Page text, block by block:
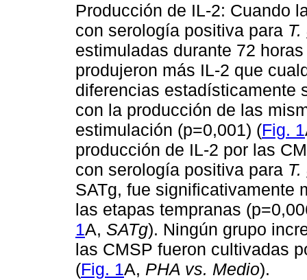
Producción de IL-2: Cuando
con serología positiva para
estimuladas durante 72
produjeron más IL-2 que
diferencias estadísticamente
con la producción de las
estimulación (p=0,001) (Fig. 1
producción de IL-2 por las
con serología positiva para
SATg, fue significativamente
las etapas tempranas
1A, SATg). Ningún grupo
las CMSP fueron cultivadas
(Fig. 1A, PHA vs. Medio).